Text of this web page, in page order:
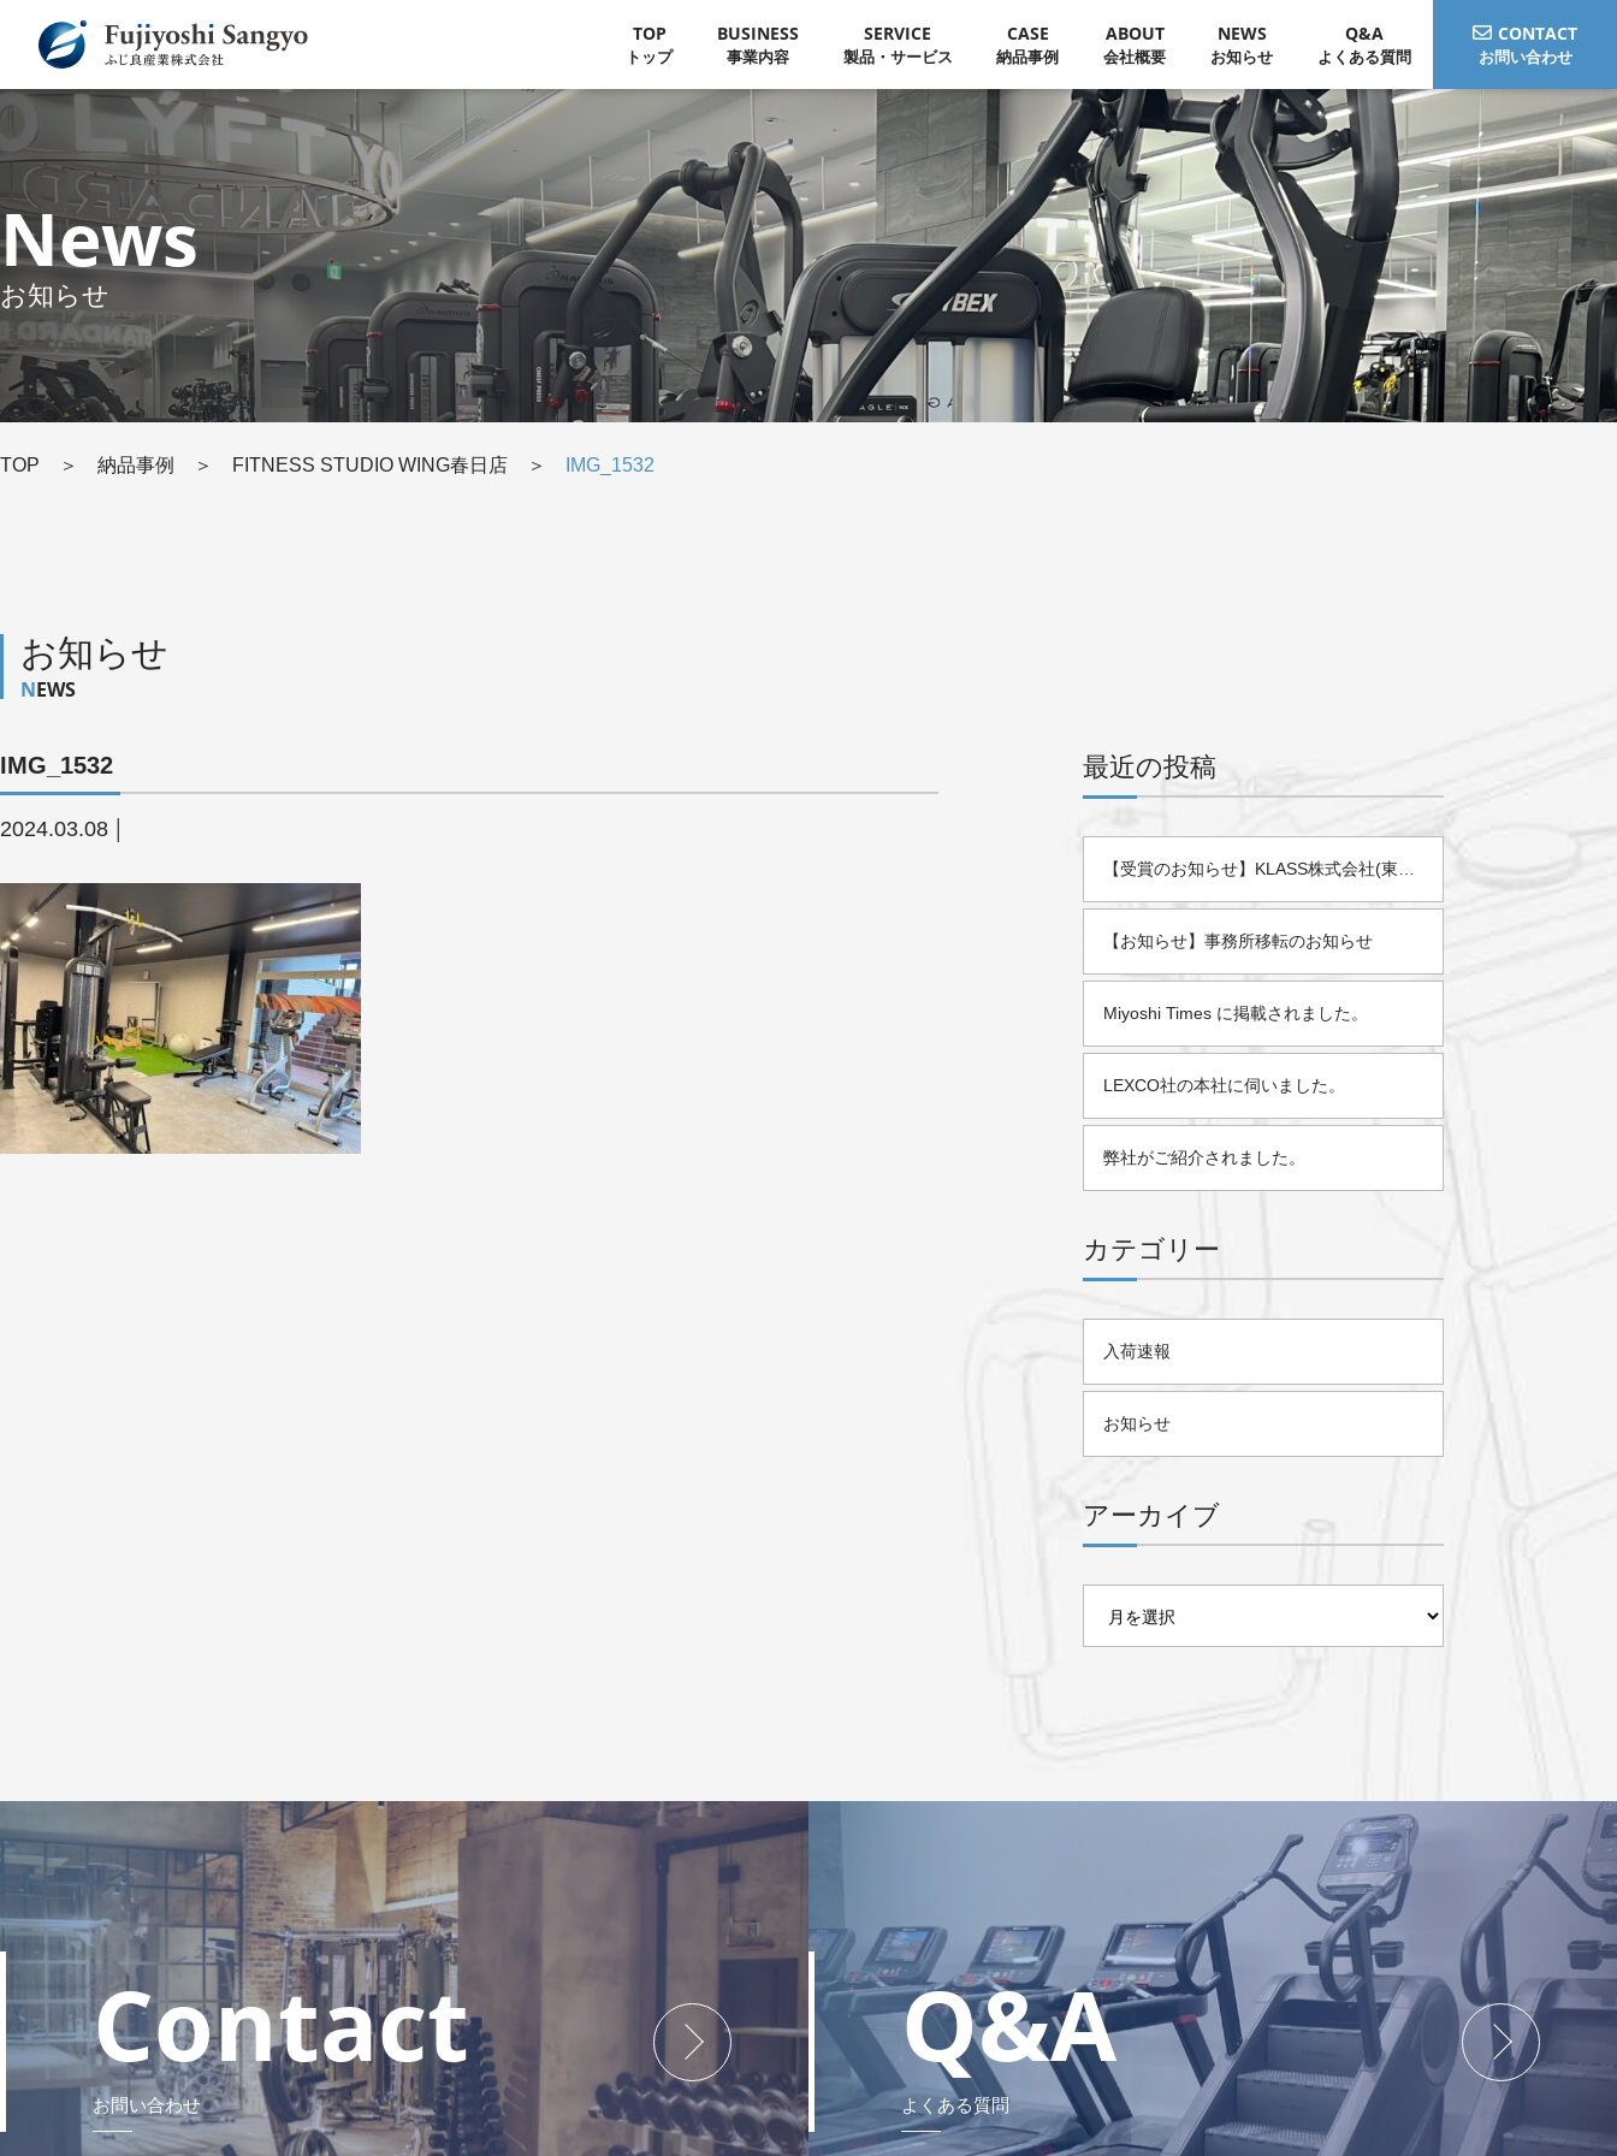
TOP
トップ
BUSINESS
事業内容
SERVICE
製品・サービス
CASE
納品事例
ABOUT
会社概要
NEWS
お知らせ
Q&A
よくある質問
CONTACT
お問い合わせ
News
お知らせ
TOP ＞ 納品事例 ＞ FITNESS STUDIO WING春日店 ＞ IMG_1532
お知らせ
NEWS
IMG_1532
2024.03.08
最近の投稿
【受賞のお知らせ】KLASS株式会社(東証スタンダード)様より「2025年度 優秀販売店」として表彰されました。
【お知らせ】事務所移転のお知らせ
Miyoshi Times に掲載されました。
LEXCO社の本社に伺いました。
弊社がご紹介されました。
カテゴリー
入荷速報
お知らせ
アーカイブ
Contact
お問い合わせ
Q&A
よくある質問